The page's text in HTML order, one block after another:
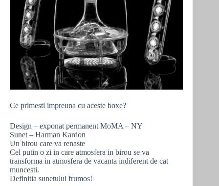
Ce primesti impreuna cu aceste boxe?
Design – exponat permanent MoMA – NY
Sunet – Harman Kardon
Un birou care va renaste
Cel putin o zi in care atmosfera in birou se va
transforma in atmosfera de vacanta indiferent de cat
muncesti.
Definitia sunetului frumos!